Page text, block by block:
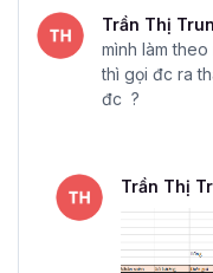
Trần Thị
mình làm
thì gọi đc ra
đc ?
Trần Thị